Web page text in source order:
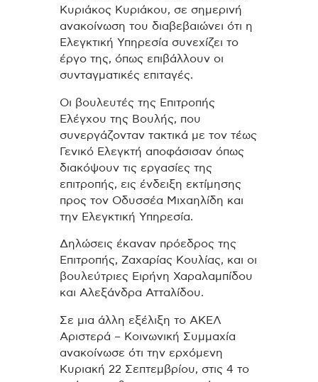
Κυριάκος Κυριάκου, σε σημερινή
ανακοίνωση του διαβεβαιώνει ότι η
Ελεγκτική Υπηρεσία συνεχίζει το
έργο της, όπως επιβάλλουν οι
συνταγματικές επιταγές.
Οι βουλευτές της Επιτροπής
Ελέγχου της Βουλής, που
συνεργάζονταν τακτικά με τον τέως
Γενικό Ελεγκτή αποφάσισαν όπως
διακόψουν τις εργασίες της
επιτροπής, εις ένδειξη εκτίμησης
προς τον Οδυσσέα Μιχαηλίδη και
την Ελεγκτική Υπηρεσία.
Δηλώσεις έκαναν πρόεδρος της
Επιτροπής, Ζαχαρίας Κουλίας, και οι
βουλεύτριες Ειρήνη Χαραλαμπίδου
και Αλεξάνδρα Ατταλίδου.
Σε μια άλλη εξέλιξη το ΑΚΕΛ
Αριστερά – Κοινωνική Συμμαχία
ανακοίνωσε ότι την ερχόμενη
Κυριακή 22 Σεπτεμβρίου, στις 4 το